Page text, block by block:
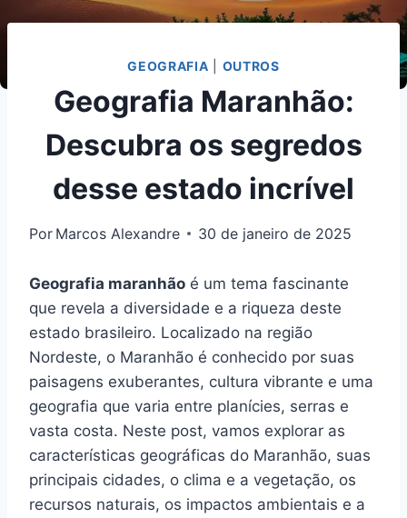
GEOGRAFIA OUTROS
Geografia Maranhão:
Descubra os segredos
desse estado incrível
Por Marcos Alexandre 30 de janeiro de 2025
Geografia maranhão é um tema fascinante
que revela a diversidade e a riqueza deste
estado brasileiro. Localizado na região
Nordeste, o Maranhão é conhecido por suas
paisagens exuberantes, cultura vibrante e uma
geografia que varia entre planícies, serras e
vasta costa. Neste post, vamos explorar as
características geográficas do Maranhão, suas
principais cidades, o clima e a vegetação, os
recursos naturais, os impactos ambientais e a